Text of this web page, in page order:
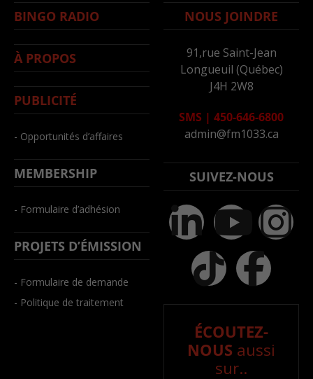
BINGO RADIO
À PROPOS
PUBLICITÉ
- Opportunités d’affaires
MEMBERSHIP
- Formulaire d’adhésion
PROJETS D’ÉMISSION
- Formulaire de demande
- Politique de traitement
NOUS JOINDRE
91,rue Saint-Jean
Longueuil (Québec)
J4H 2W8
SMS | 450-646-6800
admin@fm1033.ca
SUIVEZ-NOUS
ÉCOUTEZ-
NOUS aussi
sur..